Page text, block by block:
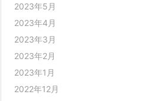
2023年5月
2023年4月
2023年3月
2023年2月
2023年1月
2022年12月